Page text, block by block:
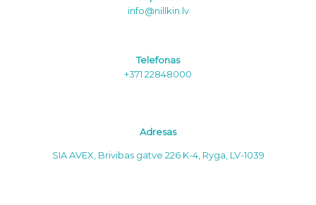
info@nillkin.lv
Telefonas
+371 22848000
Adresas
SIA AVEX, Brivibas gatve 226 K-4, Ryga, LV-1039